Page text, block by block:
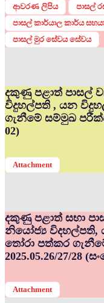
ආවරණ ලිපිය පාසල්
පාසල් කාර්යාල කාර්ය
පාසල් මුර සේවය සේවය
දකුණු පළාත් පාසල්
විදුහල්පති , යන
ගැනීමේ සම්මුඛ
02)
Attachment
දකුණු පළාත් සභා
නියෝජ්‍ය විදහල්පති,
තෝරා පත්කර
2025.05.26/27/28
Attachment